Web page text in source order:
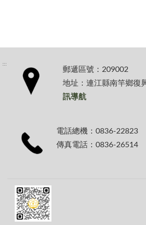
:::
郵遞區號：209002
地址：連江縣南竿鄉復
訊導航
電話總機：0836-22823
傳真電話：0836-26514